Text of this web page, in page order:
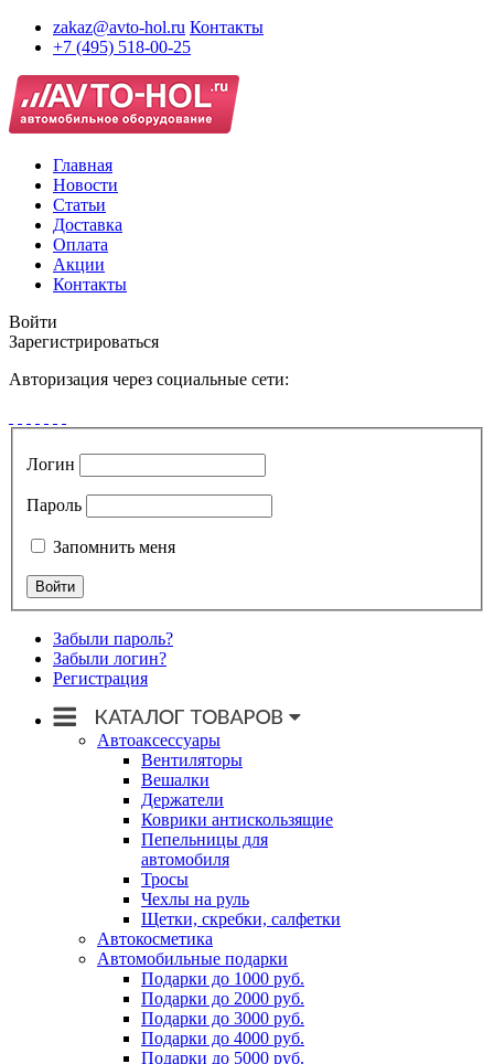
zakaz@avto-hol.ru Контакты
+7 (495) 518-00-25
Главная
Новости
Статьи
Доставка
Оплата
Акции
Контакты
Войти
Зарегистрироваться
Авторизация через социальные сети:
Логин
Пароль
Запомнить меня
Забыли пароль?
Забыли логин?
Регистрация
Автоаксессуары
Вентиляторы
Вешалки
Держатели
Коврики антискользящие
Пепельницы для
автомобиля
Тросы
Чехлы на руль
Щетки, скребки, салфетки
Автокосметика
Автомобильные подарки
Подарки до 1000 руб.
Подарки до 2000 руб.
Подарки до 3000 руб.
Подарки до 4000 руб.
Подарки до 5000 руб.